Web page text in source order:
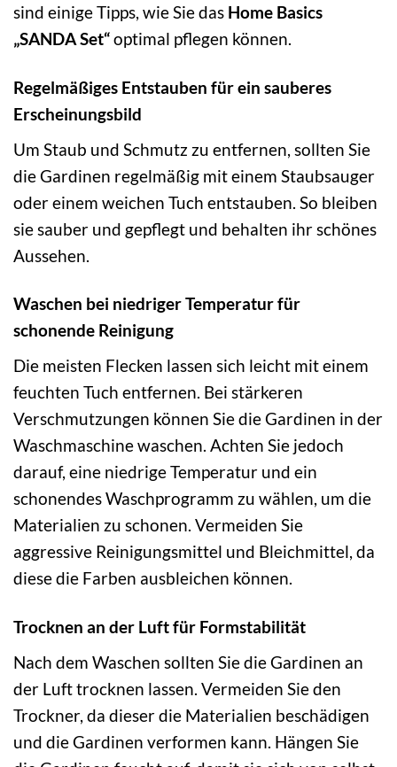
sind einige Tipps, wie Sie das Home Basics
„SANDA Set“optimal pflegen können.
Regelmäßiges Entstauben für ein sauberes
Erscheinungsbild
Um Staub und Schmutz zu entfernen, sollten Sie
die Gardinen regelmäßig mit einem Staubsauger
oder einem weichen Tuch entstauben. So bleiben
sie sauber und gepflegt und behalten ihr schönes
Aussehen.
Waschen bei niedriger Temperatur für
schonende Reinigung
Die meisten Flecken lassen sich leicht mit einem
feuchten Tuch entfernen. Bei stärkeren
Verschmutzungen können Sie die Gardinen in der
Waschmaschine waschen. Achten Sie jedoch
darauf, eine niedrige Temperatur und ein
schonendes Waschprogramm zu wählen, um die
Materialien zu schonen. Vermeiden Sie
aggressive Reinigungsmittel und Bleichmittel, da
diese die Farben ausbleichen können.
Trocknen an der Luft für Formstabilität
Nach dem Waschen sollten Sie die Gardinen an
der Luft trocknen lassen. Vermeiden Sie den
Trockner, da dieser die Materialien beschädigen
und die Gardinen verformen kann. Hängen Sie